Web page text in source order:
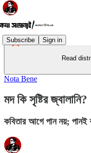
Subscribe Sign in
Read
Nota Bene
মদ কি সৃষ্টির জ্বালানি?
কবিতার আগে পান নয়;